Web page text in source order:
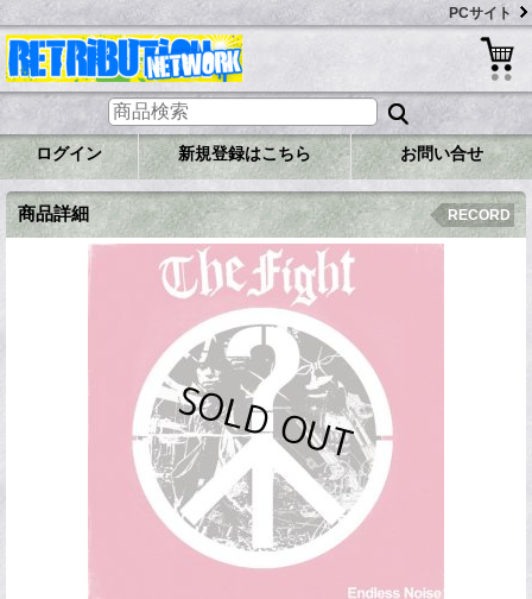
PCサイト
ログイン 新規登録はこちら お問い合せ
商品詳細 RECORD